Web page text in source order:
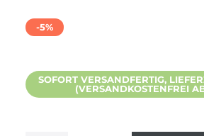
-5%
SOFORT VERSANDFERTIG,
(VERSANDKOSTENFREI